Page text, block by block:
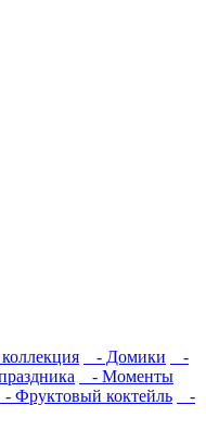
- Домики
-
- Моменты
- Фруктовый коктейль
-